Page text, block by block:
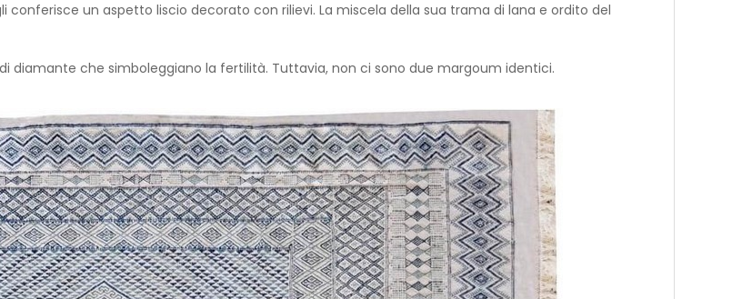
un aspetto liscio decorato con rilievi. La miscela della sua trama di lana e ordito del
diamante che simboleggiano la fertilità. Tuttavia, non ci sono due margoum identici.